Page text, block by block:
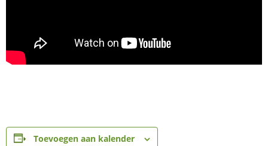
Toevoegen aan kalender